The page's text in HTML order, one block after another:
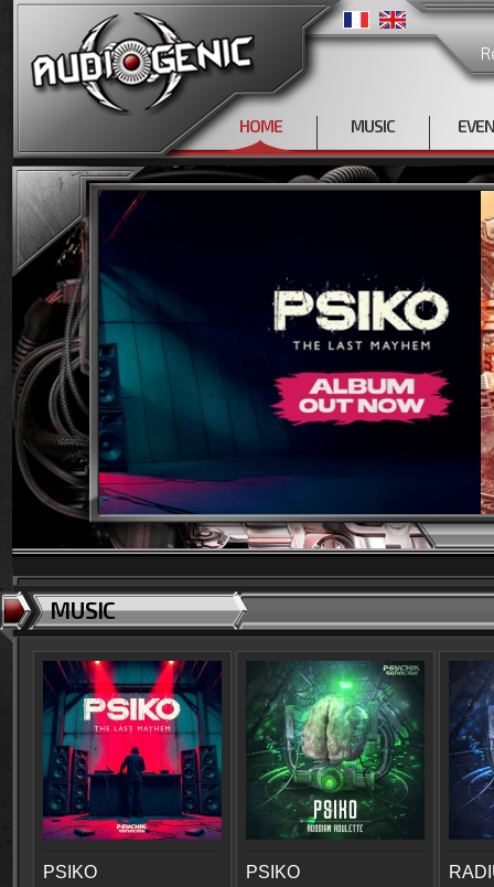
HOME MUSIC
MUSIC
PSIKO PSIKO